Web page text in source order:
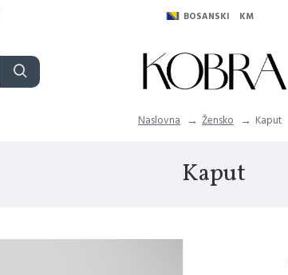
BOSANSKI KM
Naslovna Žensko Kaput
Kaput